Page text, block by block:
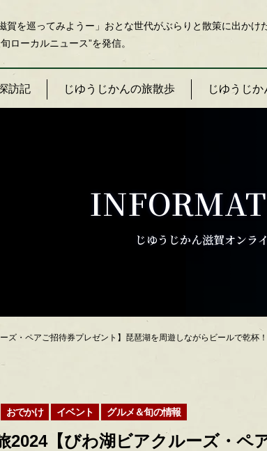
滋賀を巡ってみようー」おとな世代がぶらりと散策に出かけ
ローカルニュース”を発信。
訪記 じゆうじかんの旅散歩 じゆうじ
じゆうじかん滋賀オンラ
ズ・ペアご招待券プレゼント】琵琶湖を周遊しながらビールで乾杯
おでかけ イベント グルメ＆旬の情報
2024【びわ湖ビアクルーズ・ペ